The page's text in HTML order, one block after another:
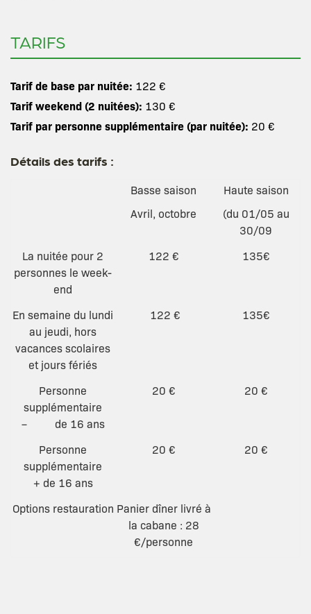
TARIFS
Tarif de base par nuitée: 122 €
Tarif weekend (2 nuitées): 130 €
Tarif par personne supplémentaire (par nuitée): 20 €
Détails des tarifs :
Basse saison
Avril, octobre
Haute saison
(du 01/05 au
30/09
La nuitée pour 2
personnes le week-
end
122 € 135€
En semaine du lundi
au jeudi, hors
vacances scolaires
et jours fériés
122 € 135€
Personne
supplémentaire
– de 16 ans
20 € 20 €
Personne
supplémentaire
+ de 16 ans
20 € 20 €
Options restauration Panier dîner livré à
la cabane : 28
€/personne